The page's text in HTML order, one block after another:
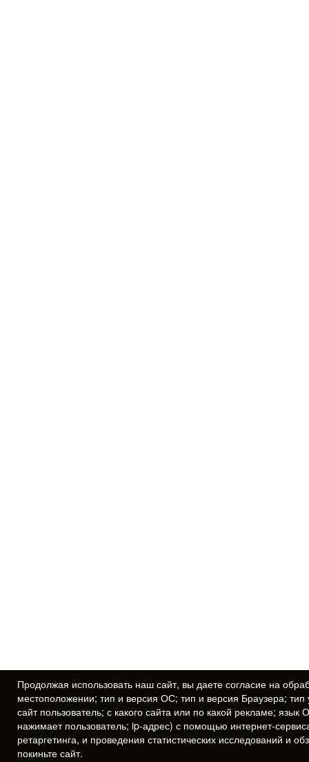
Продолжая использовать наш сайт, вы даете согласие на
местоположении; тип и версия ОС; тип и версия Браузера;
сайт пользователь; с какого сайта или по какой рекламе;
нажимает пользователь; ip-адрес) с помощью интернет-
ретаргетинга, и проведения статистических исследований и
покиньте сайт.